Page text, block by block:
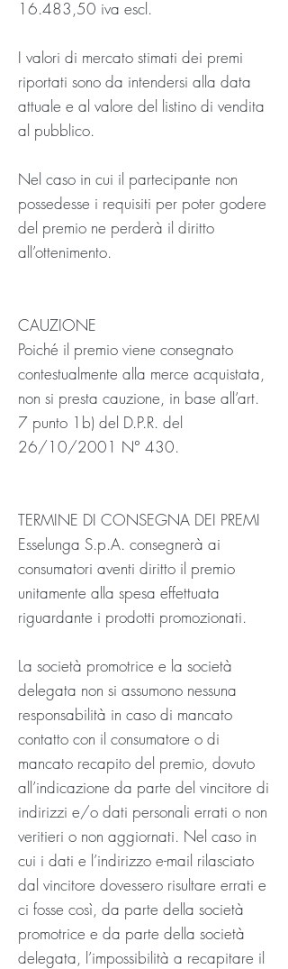
16.483,50 iva escl.
I valori di mercato stimati dei premi
riportati sono da intendersi alla data
attuale e al valore del listino di vendita
al pubblico.
Nel caso in cui il partecipante non
possedesse i requisiti per poter godere
del premio ne perderà il diritto
all’ottenimento.
CAUZIONE
Poiché il premio viene consegnato
contestualmente alla merce acquistata,
non si presta cauzione, in base all’art.
7 punto 1b) del D.P.R. del
26/10/2001 N° 430.
TERMINE DI CONSEGNA DEI PREMI
Esselunga S.p.A. consegnerà ai
consumatori aventi diritto il premio
unitamente alla spesa effettuata
riguardante i prodotti promozionati.
La società promotrice e la società
delegata non si assumono nessuna
responsabilità in caso di mancato
contatto con il consumatore o di
mancato recapito del premio, dovuto
all’indicazione da parte del vincitore di
indirizzi e/o dati personali errati o non
veritieri o non aggiornati. Nel caso in
cui i dati e l’indirizzo e-mail rilasciato
dal vincitore dovessero risultare errati e
ci fosse così, da parte della società
promotrice e da parte della società
delegata, l’impossibilità a recapitare il